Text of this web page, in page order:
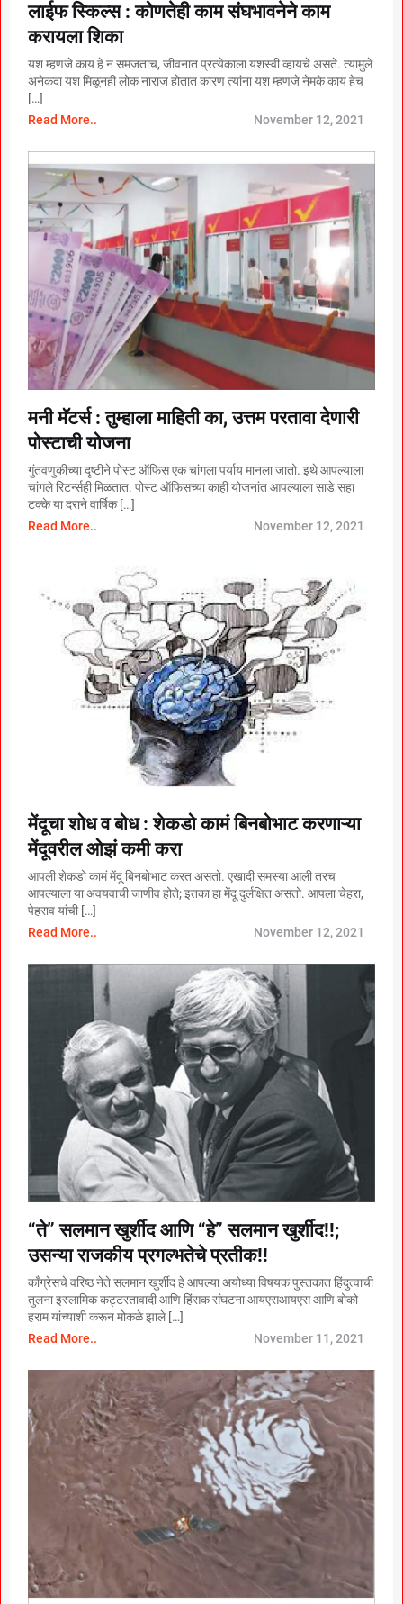
लाईफ स्किल्स : कोणतेही काम संघभावनेने काम
करायला शिका
यश म्हणजे काय हे न समजताच, जीवनात प्रत्येकाला यशस्वी व्हायचे असते. त्यामुले
अनेकदा यश मिळूनही लोक नाराज होतात कारण त्यांना यश म्हणजे नेमके काय हेच
[…]
Read More..
November 12, 2021
मनी मॅटर्स : तुम्हाला माहिती का, उत्तम परतावा देणारी
पोस्टाची योजना
गुंतवणुकीच्या दृष्टीने पोस्ट ऑफिस एक चांगला पर्याय मानला जातो. इथे आपल्याला
चांगले रिटर्न्सही मिळतात. पोस्ट ऑफिसच्या काही योजनांत आपल्याला साडे सहा
टक्के या दराने वार्षिक […]
Read More..
November 12, 2021
मेंदूचा शोध व बोध : शेकडो कामं बिनबोभाट करणाऱ्या
मेंदूवरील ओझं कमी करा
आपली शेकडो कामं मेंदू बिनबोभाट करत असतो. एखादी समस्या आली तरच
आपल्याला या अवयवाची जाणीव होते; इतका हा मेंदू दुर्लक्षित असतो. आपला चेहरा,
पेहराव यांची […]
Read More..
November 12, 2021
“ते” सलमान खुर्शीद आणि “हे” सलमान खुर्शीद!!;
उसन्या राजकीय प्रगल्भतेचे प्रतीक!!
काँग्रेसचे वरिष्ठ नेते सलमान खुर्शीद हे आपल्या अयोध्या विषयक पुस्तकात हिंदुत्वाची
तुलना इस्लामिक कट्टरतावादी आणि हिंसक संघटना आयएसआयएस आणि बोको
हराम यांच्याशी करून मोकळे झाले […]
Read More..
November 11, 2021